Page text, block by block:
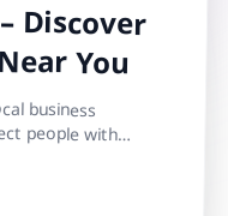
Discover
You
business
people with